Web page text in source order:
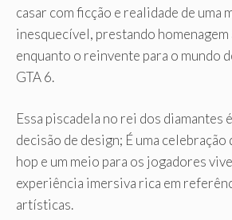
casar com ficção e realidade de uma
inesquecível, prestando homenagem
enquanto o reinvente para o mundo
GTA 6.
Essa piscadela no rei dos diamantes
decisão de design; É uma
hop e um meio para os jogadores
experiência imersiva rica em
artísticas.